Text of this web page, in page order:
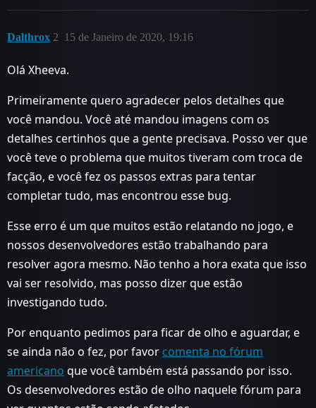
Dalthrox 15 de Janeiro de 2020, 19:16
2
Olá Xheeva.
Primeiramente quero agradecer pelos detalhes que
você mandou. Você até mandou imagens com os
detalhes certinhos que a gente precisava. Posso ver que
você teve o problema que muitos tiveram com troca de
facção, e você fez os passos extras para tentar
completar tudo, mas encontrou esse bug.
Esse erro é um que muitos estão relatando no jogo, e
nossos desenvolvedores estão trabalhando para
resolver agora mesmo. Não tenho a hora exata que isso
vai ser resolvido, mas posso dizer que estão
investigando tudo.
Por enquanto pedimos para ficar de olho e aguardar, e
se ainda não o fez, por favor comenta no fórum
americano que você também está passando por isso.
Os desenvolvedores estão de olho naquele fórum para